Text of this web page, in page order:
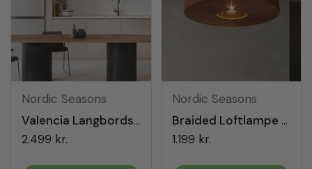
Nordic Seasons
Valencia Langbordspendel Sort Titanium/Smoke
2.499 kr.
Nordic Seasons
Braided Loftlampe Ø60
1.199 kr.